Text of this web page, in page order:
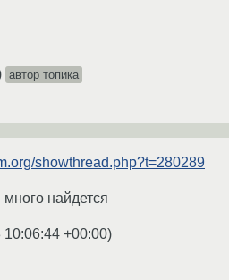
автор топика
showthread.php?t=280289
найдется
10:06:44 +00:00)